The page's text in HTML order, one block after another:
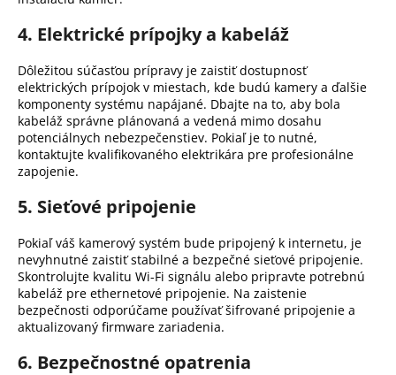
4. Elektrické prípojky a kabeláž
Dôležitou súčasťou prípravy je zaistiť dostupnosť
elektrických prípojok v miestach, kde budú kamery a ďalšie
komponenty systému napájané. Dbajte na to, aby bola
kabeláž správne plánovaná a vedená mimo dosahu
potenciálnych nebezpečenstiev. Pokiaľ je to nutné,
kontaktujte kvalifikovaného elektrikára pre profesionálne
zapojenie.
5. Sieťové pripojenie
Pokiaľ váš kamerový systém bude pripojený k internetu, je
nevyhnutné zaistiť stabilné a bezpečné sieťové pripojenie.
Skontrolujte kvalitu Wi-Fi signálu alebo pripravte potrebnú
kabeláž pre ethernetové pripojenie. Na zaistenie
bezpečnosti odporúčame používať šifrované pripojenie a
aktualizovaný firmware zariadenia.
6. Bezpečnostné opatrenia